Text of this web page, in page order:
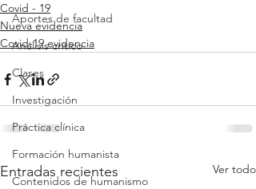
Aportes de facultad
Análisis crítico
Clases
Investigación
Práctica clínica
Formación humanista
Contenidos de humanismo
Covid - 19
Nueva evidencia
Covid-19 evidencia
Entradas recientes Ver todo